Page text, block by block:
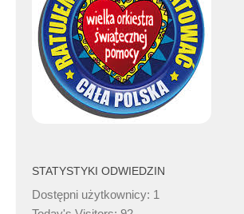
STATYSTYKI ODWIEDZIN
Dostępni użytkownicy: 1